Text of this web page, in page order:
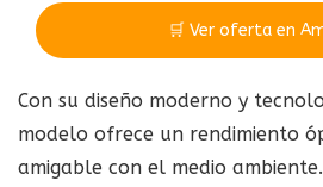
🛒 Ver oferta en
Con su diseño moderno y
modelo ofrece un rendimiento
amigable con el medio